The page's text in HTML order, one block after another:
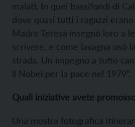
malati. In quei bassifondi di
dove quasi tutti i ragazzi erano
Madre Teresa insegnò loro a
scrivere, e come lavagna usò
strada. Un impegno a tutto
il Nobel per la pace nel 1979”.
Quali iniziative avete
Una mostra fotografica